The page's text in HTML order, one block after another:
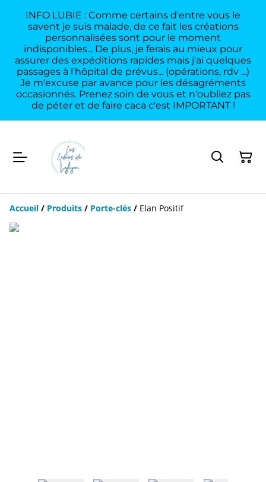
INFO LUBIE : Comme certains d'entre vous le
savent je suis malade, de ce fait les créations
personnalisées sont pour le moment
indisponibles... De plus, je ferais au mieux pour
assurer des expéditions rapides mais j'ai quelques
passages à l'hôpital de prévus... (opérations, rdv ...)
Je m'excuse par avance pour les désagréments
occasionnés. Prenez soin de vous et n'oubliez pas
de péter et de faire caca c'est IMPORTANT !
Accueil / Produits / Porte-clés / Elan Positif